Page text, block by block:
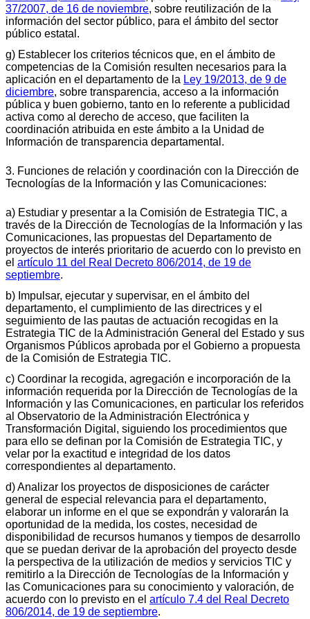
37/2007, de 16 de noviembre, sobre reutilización de la
información del sector público, para el ámbito del sector
público estatal.
g) Establecer los criterios técnicos que, en el ámbito de
competencias de la Comisión resulten necesarios para la
aplicación en el departamento de la Ley 19/2013, de 9 de
diciembre, sobre transparencia, acceso a la información
pública y buen gobierno, tanto en lo referente a publicidad
activa como al derecho de acceso, que faciliten la
coordinación atribuida en este ámbito a la Unidad de
Información de transparencia departamental.
3. Funciones de relación y coordinación con la Dirección de
Tecnologías de la Información y las Comunicaciones:
a) Estudiar y presentar a la Comisión de Estrategia TIC, a
través de la Dirección de Tecnologías de la Información y las
Comunicaciones, las propuestas del Departamento de
proyectos de interés prioritario de acuerdo con lo previsto en
el artículo 11 del Real Decreto 806/2014, de 19 de
septiembre.
b) Impulsar, ejecutar y supervisar, en el ámbito del
departamento, el cumplimiento de las directrices y el
seguimiento de las pautas de actuación recogidas en la
Estrategia TIC de la Administración General del Estado y sus
Organismos Públicos aprobada por el Gobierno a propuesta
de la Comisión de Estrategia TIC.
c) Coordinar la recogida, agregación e incorporación de la
información requerida por la Dirección de Tecnologías de la
Información y las Comunicaciones, en particular los referidos
al Observatorio de la Administración Electrónica y
Transformación Digital, siguiendo los procedimientos que
para ello se definan por la Comisión de Estrategia TIC, y
velar por la exactitud e integridad de los datos
correspondientes al departamento.
d) Analizar los proyectos de disposiciones de carácter
general de especial relevancia para el departamento,
elaborar un informe en el que se expondrán y valorarán la
oportunidad de la medida, los costes, necesidad de
disponibilidad de recursos humanos y tiempos de desarrollo
que se puedan derivar de la aprobación del proyecto desde
la perspectiva de la utilización de medios y servicios TIC y
remitirlo a la Dirección de Tecnologías de la Información y
las Comunicaciones para su conocimiento y valoración, de
acuerdo con lo previsto en el artículo 7.4 del Real Decreto
806/2014, de 19 de septiembre.